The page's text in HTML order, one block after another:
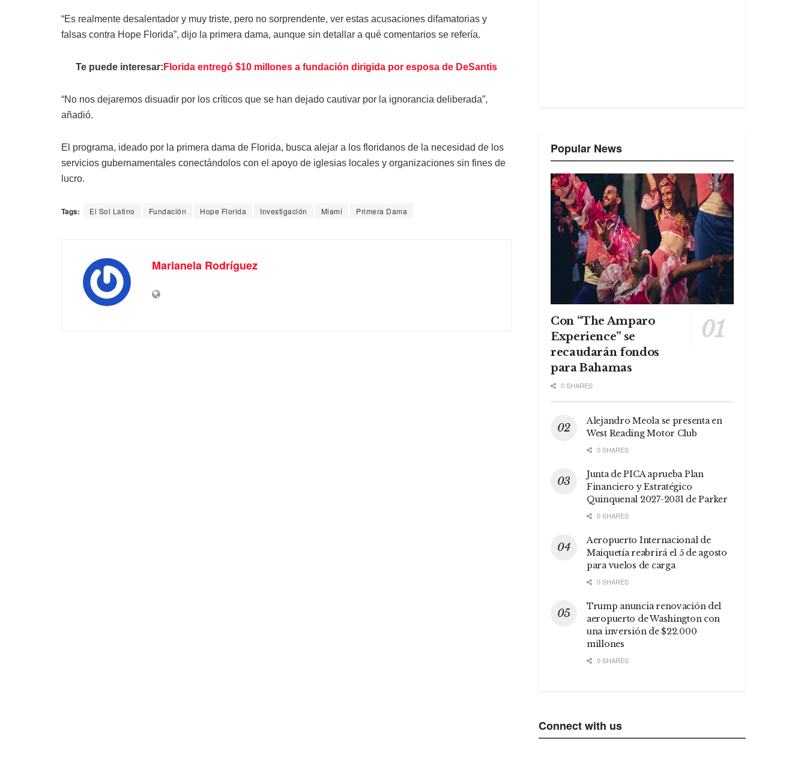
“Es realmente desalentador y muy triste, pero no sorprendente, ver estas acusaciones difamatorias y
falsas contra Hope Florida”, dijo la primera dama, aunque sin detallar a qué comentarios se refería.
Te puede interesar: Florida entregó $10 millones a fundación dirigida por esposa de DeSantis
“No nos dejaremos disuadir por los críticos que se han dejado cautivar por la ignorancia deliberada”,
añadió.
El programa, ideado por la primera dama de Florida, busca alejar a los floridanos de la necesidad de los
servicios gubernamentales conectándolos con el apoyo de iglesias locales y organizaciones sin fines de
lucro.
Tags: El Sol Latino Fundación Hope Florida Investigación Miami Primera Dama
Marianela Rodríguez
Popular News
Con “The Amparo
Experience” se
recaudarán fondos
para Bahamas
0 SHARES
Alejandro Meola se presenta en
West Reading Motor Club
0 SHARES
Junta de PICA aprueba Plan
Financiero y Estratégico
Quinquenal 2027-2031 de Parker
0 SHARES
Aeropuerto Internacional de
Maiquetía reabrirá el 5 de agosto
para vuelos de carga
0 SHARES
Trump anuncia renovación del
aeropuerto de Washington con
una inversión de $22.000
millones
0 SHARES
Connect with us